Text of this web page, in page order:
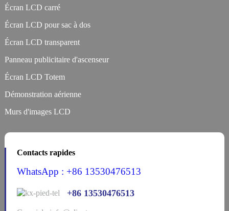
Écran LCD carré
Écran LCD pour sac à dos
Écran LCD transparent
Panneau publicitaire d'ascenseur
Écran LCD Totem
Démonstration aérienne
Murs d'images LCD
Contacts rapides
WhatsApp : +86 13530476513
+86 13530476513